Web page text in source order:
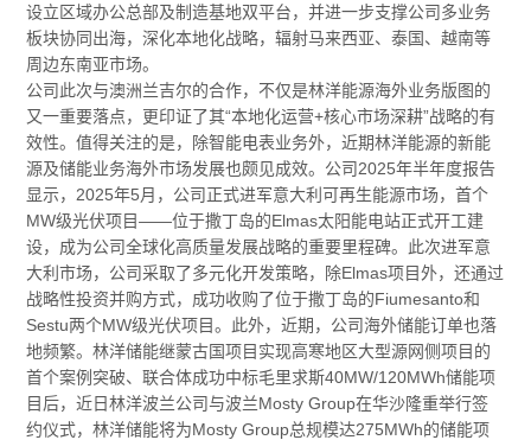
设立区域办公总部及制造基地双平台，并进一步支撑公司多业务
板块协同出海，深化本地化战略，辐射马来西亚、泰国、越南等
周边东南亚市场。
公司此次与澳洲兰吉尔的合作，不仅是林洋能源海外业务版图的
又一重要落点，更印证了其“本地化运营+核心市场深耕”战略的有
效性。值得关注的是，除智能电表业务外，近期林洋能源的新能
源及储能业务海外市场发展也颇见成效。公司2025年半年度报告
显示，2025年5月，公司正式进军意大利可再生能源市场，首个
MW级光伏项目——位于撒丁岛的Elmas太阳能电站正式开工建
设，成为公司全球化高质量发展战略的重要里程碑。此次进军意
大利市场，公司采取了多元化开发策略，除Elmas项目外，还通过
战略性投资并购方式，成功收购了位于撒丁岛的Fiumesanto和
Sestu两个MW级光伏项目。此外，近期，公司海外储能订单也落
地频繁。林洋储能继蒙古国项目实现高寒地区大型源网侧项目的
首个案例突破、联合体成功中标毛里求斯40MW/120MWh储能项
目后，近日林洋波兰公司与波兰Mosty Group在华沙隆重举行签
约仪式，林洋储能将为Mosty Group总规模达275MWh的储能项